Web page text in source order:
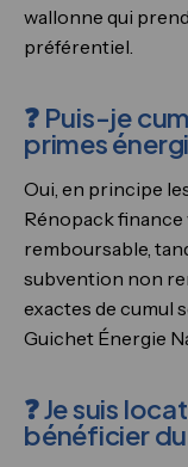
wallonne qui
préférentiel.
❓ Puis-je
primes
Oui, en principe
Rénopack
remboursable,
subvention non
exactes de cumul
Guichet Énergie
❓ Je suis
bénéficier